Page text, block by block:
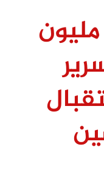
وزيرة الصحة: 65 مليون
تكلفة 59سرير